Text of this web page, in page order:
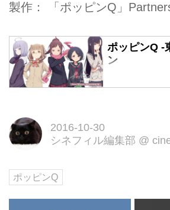
製作： 「ポッピンQ」
ポッピンQ -
ン
劇場オリジナ
2016-10-30
シネフィル編集部 @
ポッピンQ